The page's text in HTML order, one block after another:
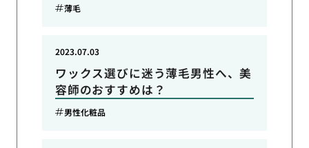
薄毛
ワックス選びに迷う薄毛男性へ、美
容師のおすすめは？
2023.07.03
男性化粧品